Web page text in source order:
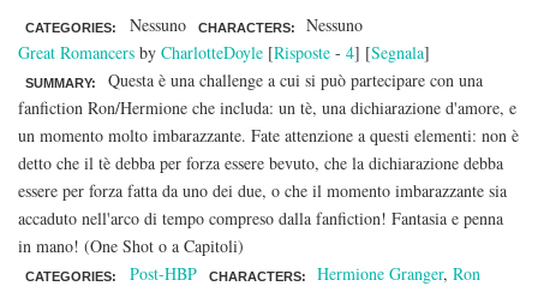
CATEGORIES: Nessuno CHARACTERS:
Nessuno
Great Romancers by CharlotteDoyle [Risposte - 4] [Segnala]
SUMMARY:
Questa è una challenge a cui si può partecipare con una
fanfiction Ron/Hermione che includa: un tè, una dichiarazione d'amore, e
un momento molto imbarazzante. Fate attenzione a questi elementi: non è
detto che il tè debba per forza essere bevuto, che la dichiarazione debba
essere per forza fatta da uno dei due, o che il momento imbarazzante sia
accaduto nell'arco di tempo compreso dalla fanfiction! Fantasia e penna
in mano! (One Shot o a Capitoli)
CATEGORIES: Post-HBP CHARACTERS: Hermione Granger,Ron